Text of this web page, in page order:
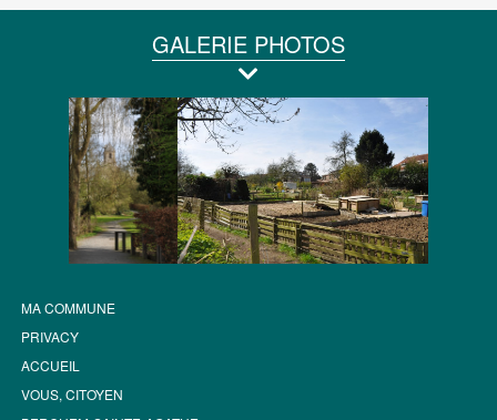
GALERIE PHOTOS
MA COMMUNE
PRIVACY
ACCUEIL
VOUS, CITOYEN